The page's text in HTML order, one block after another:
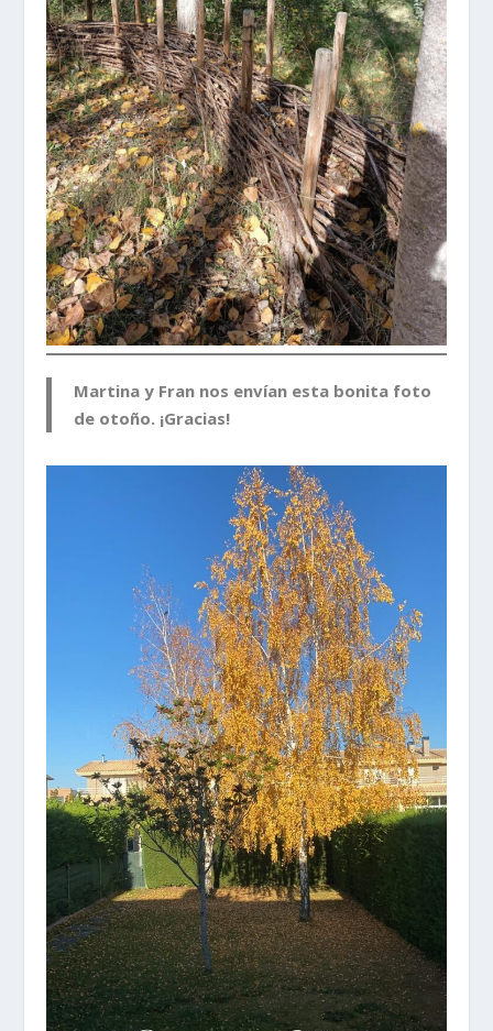
Martina y Fran nos envían esta bonita foto
de otoño. ¡Gracias!